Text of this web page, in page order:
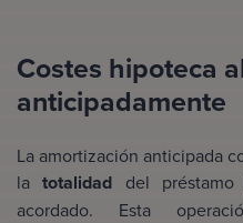
Costes hipoteca
anticipadamente
La amortización anticipada
latotalidad del
acordado. Esta